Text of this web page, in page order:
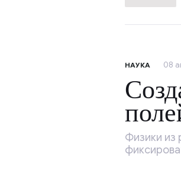
НАУКА 08
Физики из